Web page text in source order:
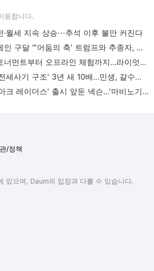
동합니다.
·월세 지속 상승⋯추석 이후 불안 커진다
제인 구달 "'어둠의 축' 트럼프와 추종자, 우주로 멀리 보내버려야"
토너먼트부터 오프라인 체험까지…라이엇의 변함없는 PC방 사랑
'전세사기 구조' 3년 새 10배…민생, 갈수록 '팍팍'
'아크 레이더스' 출시 앞둔 넥슨…'마비노기·카잔' 이어 3연타석 쏠까?
/정책
있으며, Daum의 입장과 다를 수 있습니다.